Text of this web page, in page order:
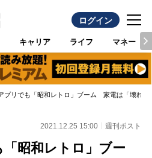
ログイン
キャリア ライフ マネー
プリでも「昭和レトロ」ブーム 家電は「壊れて
2021.12.25 15:00 週刊ポスト
昭和レトロ」ブー